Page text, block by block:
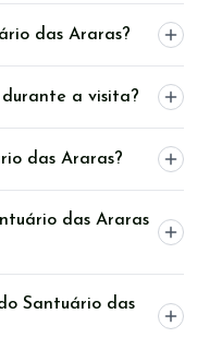
das Araras?
durante a visita?
das Araras?
das Araras
Santuário das